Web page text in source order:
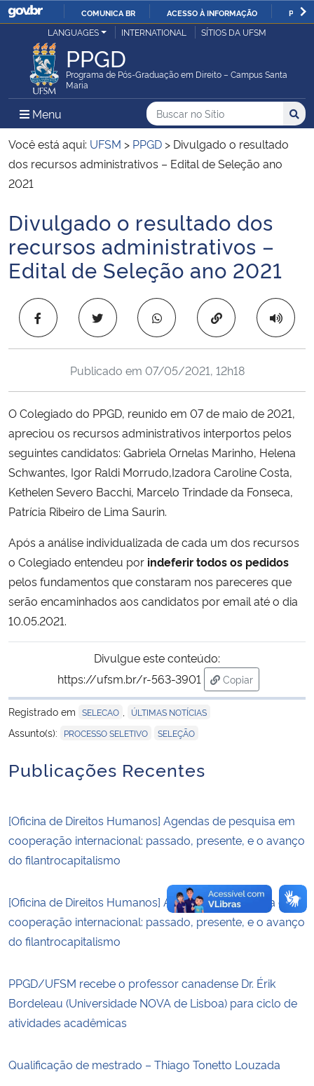
IR
O
COMUNICA BR ACESSO À INFORMAÇÃO
Ministério da Justiça e Segurança Pública
Ministério da Defesa
Ministério das Relações Exteriores
Ministério da Economia
Ministério da Infraestrutura
Ministério da Agricultura, Pecuária e Abastecimento
Ministério da Cidadania
Ministério da Ciência, Tecnologia, Inovações e Comunicações
Ministério do Meio Ambiente
Ministério do Turismo
Ministério do Desenvolvimento Regional
Controladoria-Geral da União
Ministério da Mulher, da Família e dos Direitos Humanos
Secretaria de Governo
Gabinete de Segurança Institucional
Advocacia-Geral da União
Planalto
LANGUAGES INTERNATIONAL SÍTIOS DA UFSM
PPGD
Programa de Pós-Graduação em Direito – Campus Santa
Maria
Menu Menu Principal do Sítio
Busca
Buscar no no Sítio
Busca:
Você está aqui: UFSM > PPGD > Divulgado o resultado
dos recursos administrativos – Edital de Seleção ano
2021
Início do conteúdo
Divulgado o resultado dos
recursos administrativos –
Edital de Seleção ano 2021
Copiar para área
Publicado em 07/05/2021, 12h18
O Colegiado do PPGD, reunido em 07 de maio de 2021,
apreciou os recursos administrativos interportos pelos
seguintes candidatos: Gabriela Ornelas Marinho, Helena
Schwantes, Igor Raldi Morrudo,Izadora Caroline Costa,
Kethelen Severo Bacchi, Marcelo Trindade da Fonseca,
Patrícia Ribeiro de Lima Saurin.
Após a análise individualizada de cada um dos recursos
o Colegiado entendeu por indeferir todos os pedidos
pelos fundamentos que constaram nos pareceres que
serão encaminhados aos candidatos por email até o dia
10.05.2021.
Divulgue este conteúdo:
https://ufsm.br/r-563-3901
Copiar
para área de
Registrado em SELECAO ÚLTIMAS NOTÍCIAS
Assunto(s): PROCESSO SELETIVO SELEÇÃO
Publicações Recentes
[Oficina de Direitos Humanos] Agendas de pesquisa em
cooperação internacional: passado, presente, e o avanço
do filantrocapitalismo
[Oficina de Direitos Humanos] Agendas de pesquisa em
cooperação internacional: passado, presente, e o avanço
do filantrocapitalismo
PPGD/UFSM recebe o professor canadense Dr. Érik
Bordeleau (Universidade NOVA de Lisboa) para ciclo de
atividades acadêmicas
Qualificação de mestrado – Thiago Tonetto Louzada